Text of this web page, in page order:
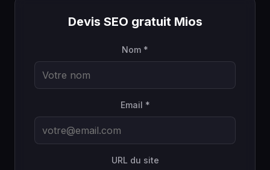
Devis SEO gratuit Mios
Nom *
Email *
URL du site